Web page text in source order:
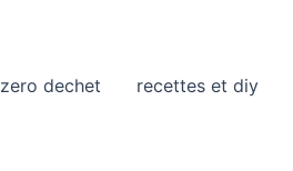
zero dechet recettes et diy